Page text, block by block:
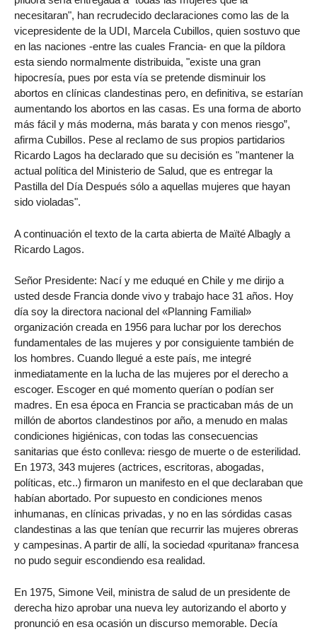
necesitaran", han recrudecido declaraciones como las de la
vicepresidente de la UDI, Marcela Cubillos, quien sostuvo que
en las naciones -entre las cuales Francia- en que la píldora
esta siendo normalmente distribuida, "existe una gran
hipocresía, pues por esta vía se pretende disminuir los
abortos en clínicas clandestinas pero, en definitiva, se estarían
aumentando los abortos en las casas. Es una forma de aborto
más fácil y más moderna, más barata y con menos riesgo”,
afirma Cubillos. Pese al reclamo de sus propios partidarios
Ricardo Lagos ha declarado que su decisión es "mantener la
actual política del Ministerio de Salud, que es entregar la
Pastilla del Día Después sólo a aquellas mujeres que hayan
sido violadas".
A continuación el texto de la carta abierta de Maïté Albagly a
Ricardo Lagos.
Señor Presidente: Nací y me eduqué en Chile y me dirijo a
usted desde Francia donde vivo y trabajo hace 31 años. Hoy
día soy la directora nacional del «Planning Familial»
organización creada en 1956 para luchar por los derechos
fundamentales de las mujeres y por consiguiente también de
los hombres. Cuando llegué a este país, me integré
inmediatamente en la lucha de las mujeres por el derecho a
escoger. Escoger en qué momento querían o podían ser
madres. En esa época en Francia se practicaban más de un
millón de abortos clandestinos por año, a menudo en malas
condiciones higiénicas, con todas las consecuencias
sanitarias que ésto conlleva: riesgo de muerte o de esterilidad.
En 1973, 343 mujeres (actrices, escritoras, abogadas,
políticas, etc..) firmaron un manifesto en el que declaraban que
habían abortado. Por supuesto en condiciones menos
inhumanas, en clínicas privadas, y no en las sórdidas casas
clandestinas a las que tenían que recurrir las mujeres obreras
y campesinas. A partir de allí, la sociedad «puritana» francesa
no pudo seguir escondiendo esa realidad.
En 1975, Simone Veil, ministra de salud de un presidente de
derecha hizo aprobar una nueva ley autorizando el aborto y
pronunció en esa ocasión un discurso memorable. Decía